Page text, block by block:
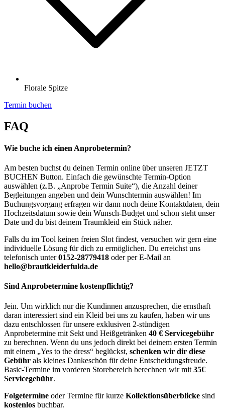
Florale Spitze
Termin buchen
FAQ
Wie buche ich einen Anprobetermin?
Am besten buchst du deinen Termin online über unseren JETZT
BUCHEN Button. Einfach die gewünschte Termin-Option
auswählen (z.B. „Anprobe Termin Suite“), die Anzahl deiner
Begleitungen angeben und dein Wunschtermin auswählen! Im
Buchungsvorgang erfragen wir dann noch deine Kontaktdaten, dein
Hochzeitsdatum sowie dein Wunsch-Budget und schon steht unser
Date und du bist deinem Traumkleid ein Stück näher.
Falls du im Tool keinen freien Slot findest, versuchen wir gern eine
individuelle Lösung für dich zu ermöglichen. Du erreichst uns
telefonisch unter0152-28779418 oder per E-Mail an
hello@brautkleiderfulda.de
Sind Anprobetermine kostenpflichtig?
Jein. Um wirklich nur die Kundinnen anzusprechen, die ernsthaft
daran interessiert sind ein Kleid bei uns zu kaufen, haben wir uns
dazu entschlossen für unsere exklusiven 2-stündigen
Anprobetermine mit Sekt und Heißgetränken 40 € Servicegebühr
zu berechnen. Wenn du uns jedoch direkt bei deinem ersten Termin
mit einem „Yes to the dress“ beglückst, schenken wir dir diese
Gebühr als kleines Dankeschön für deine Entscheidungsfreude.
Basic-Termine im vorderen Storebereich berechnen wir mit 35€
Servicegebühr.
Folgetermine oder Termine für kurze Kollektionsüberblicke sind
kostenlos buchbar.